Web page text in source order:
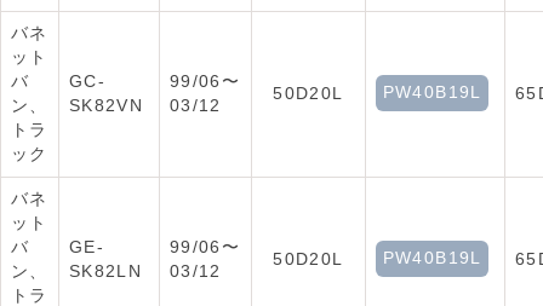
バネ
ット
バ
ン、
トラ
ック
GC-
SK82VN
99/06〜
03/12
50D20L PW40B19L
バネ
ット
バ
ン、
トラ
GE-
SK82LN
99/06〜
03/12
50D20L PW40B19L